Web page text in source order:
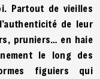
Partout de vieilles
de leur
pruniers… en haie
le long des
figuiers qui